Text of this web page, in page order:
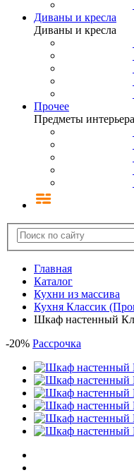
Диваны и кресла
Диваны и кресла
Прочее
Предметы интерьера
Главная
Каталог
Кухни из массива
Кухня Классик
Шкаф настенный
-20% Рассрочка